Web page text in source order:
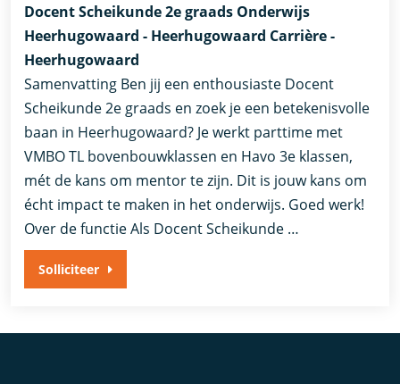
Docent Scheikunde 2e graads Onderwijs
Heerhugowaard - Heerhugowaard Carrière -
Heerhugowaard
Samenvatting Ben jij een enthousiaste Docent
Scheikunde 2e graads en zoek je een betekenisvolle
baan in Heerhugowaard? Je werkt parttime met
VMBO TL bovenbouwklassen en Havo 3e klassen,
mét de kans om mentor te zijn. Dit is jouw kans om
écht impact te maken in het onderwijs. Goed werk!
Over de functie Als Docent Scheikunde …
Solliciteer